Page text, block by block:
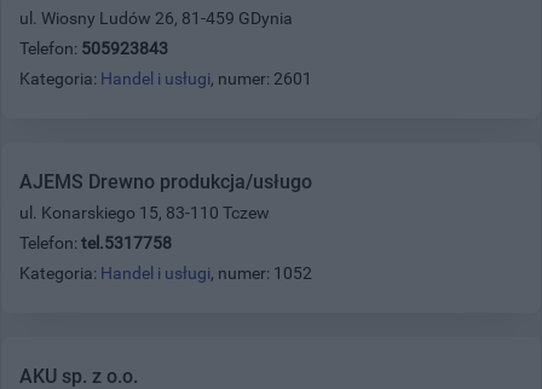
ul. Wiosny Ludów 26, 81-459 GDynia
Telefon: 505923843
Kategoria: Handel i usługi, numer: 2601
AJEMS Drewno produkcja/usługo
ul. Konarskiego 15, 83-110 Tczew
Telefon: tel.5317758
Kategoria: Handel i usługi, numer: 1052
AKU sp. z o.o.